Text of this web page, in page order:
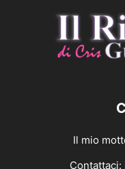
Il mio
Contattaci: